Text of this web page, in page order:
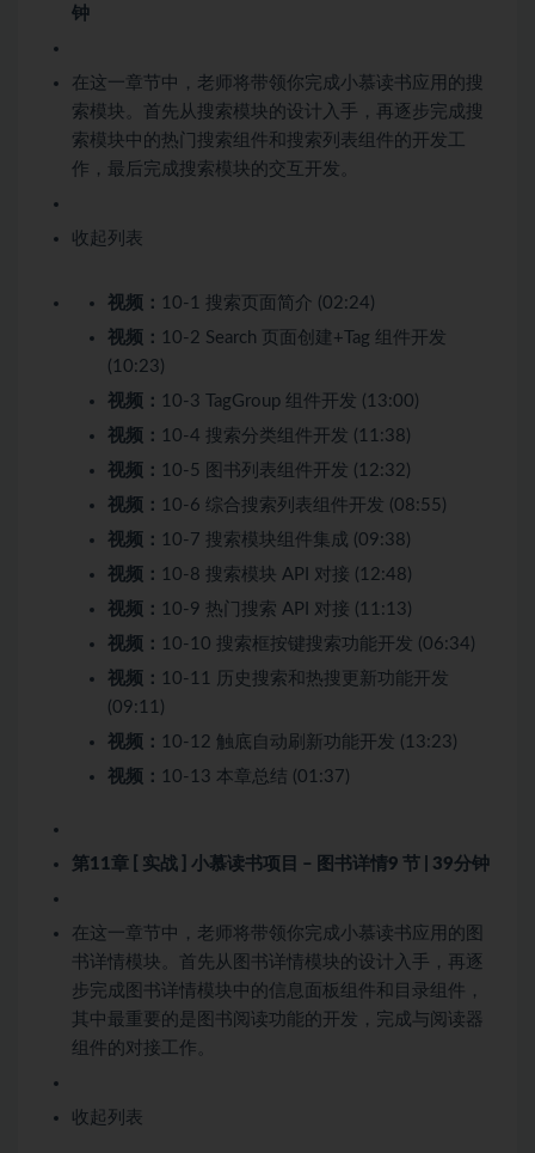
钟
在这一章节中，老师将带领你完成小慕读书应用的搜
索模块。首先从搜索模块的设计入手，再逐步完成搜
索模块中的热门搜索组件和搜索列表组件的开发工
作，最后完成搜索模块的交互开发。
收起列表
视频： 10-1 搜索页面简介 (02:24)
视频： 10-2 Search 页面创建+Tag 组件开发
(10:23)
视频： 10-3 TagGroup 组件开发 (13:00)
视频： 10-4 搜索分类组件开发 (11:38)
视频： 10-5 图书列表组件开发 (12:32)
视频： 10-6 综合搜索列表组件开发 (08:55)
视频： 10-7 搜索模块组件集成 (09:38)
视频： 10-8 搜索模块 API 对接 (12:48)
视频： 10-9 热门搜索 API 对接 (11:13)
视频： 10-10 搜索框按键搜索功能开发 (06:34)
视频： 10-11 历史搜索和热搜更新功能开发
(09:11)
视频： 10-12 触底自动刷新功能开发 (13:23)
视频： 10-13 本章总结 (01:37)
第11章 [ 实战 ] 小慕读书项目 – 图书详情9 节 | 39分钟
在这一章节中，老师将带领你完成小慕读书应用的图
书详情模块。首先从图书详情模块的设计入手，再逐
步完成图书详情模块中的信息面板组件和目录组件，
其中最重要的是图书阅读功能的开发，完成与阅读器
组件的对接工作。
收起列表